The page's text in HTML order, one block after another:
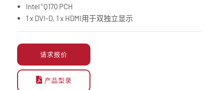
Intel®Q170 PCH
1 x DVI-D, 1 x HDMI用于双独立显示
请求报价
产品型录